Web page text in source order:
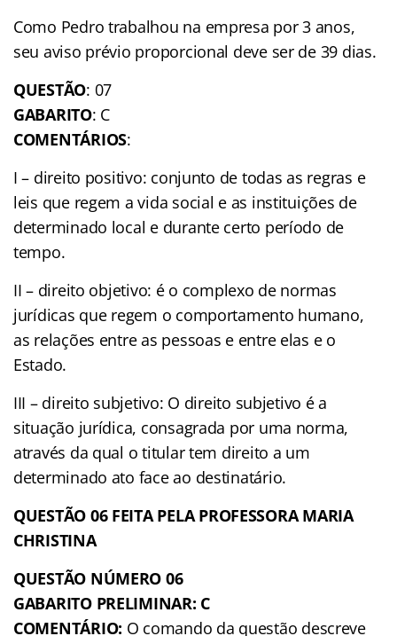
Como Pedro trabalhou na empresa por 3 anos,
seu aviso prévio proporcional deve ser de 39 dias.
QUESTÃO: 07
GABARITO: C
COMENTÁRIOS:
I – direito positivo: conjunto de todas as regras e
leis que regem a vida social e as instituições de
determinado local e durante certo período de
tempo.
II – direito objetivo: é o complexo de normas
jurídicas que regem o comportamento humano,
as relações entre as pessoas e entre elas e o
Estado.
III – direito subjetivo: O direito subjetivo é a
situação jurídica, consagrada por uma norma,
através da qual o titular tem direito a um
determinado ato face ao destinatário.
QUESTÃO 06 FEITA PELA PROFESSORA MARIA
CHRISTINA
QUESTÃO NÚMERO 06
GABARITO PRELIMINAR: C
COMENTÁRIO: O comando da questão descreve